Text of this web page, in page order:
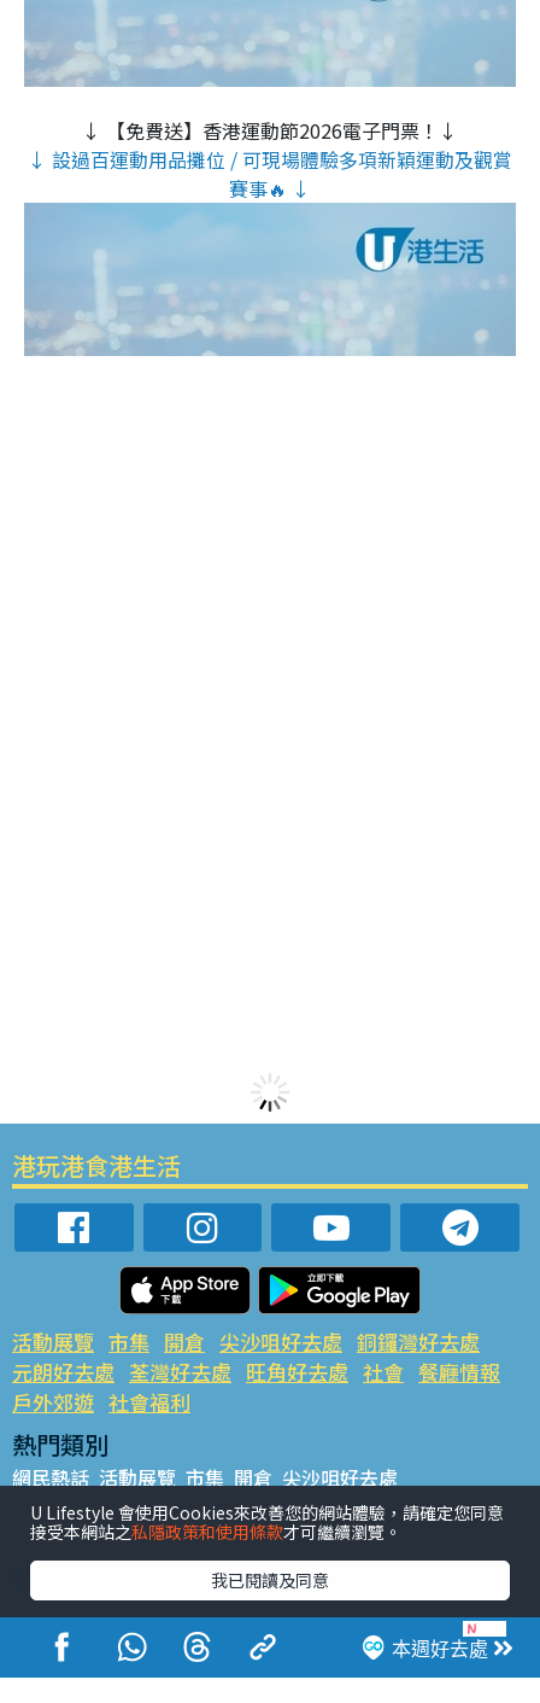
↓ 【免費送】香港運動節2026電子門票！↓
↓ 設過百運動用品攤位 / 可現場體驗多項新穎運動及觀賞
賽事🔥 ↓
本週好去處
港玩港食港生活
活動展覽 市集 開倉 尖沙咀好去處 銅鑼灣好去處
元朗好去處 荃灣好去處 旺角好去處 社會 餐廳情報
戶外郊遊 社會福利
熱門類別
網民熱話 活動展覽 市集 開倉 尖沙咀好去處
銅鑼灣好去處 元朗好去處 荃灣好去處 旺角好去處 社會
餐廳情報 戶外郊遊
熱門標籤
#UGO搵好去處 #人氣活動推介 #美食社群熱話
#親子玩樂好去處
#ULifestyle應用程式
#限時搶
#UJetso禮物放送
#ULifestyle商戶中心 #著數 #網絡熱話
U Lifestyle 會使用Cookies來改善您的網站體驗，請確定您同意
接受本網站之私隱政策和使用條款才可繼續瀏覽。
我已閱讀及同意